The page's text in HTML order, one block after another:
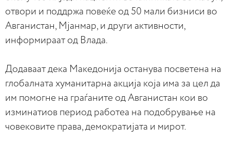
отвори и поддржа повеќе од 50 мали бизниси во
Авганистан, Мјанмар, и други активности,
информираат од Влада.
Додаваат дека Македонија останува посветена на
глобалната хуманитарна акција која има за цел да
им помогне на граѓаните од Авганистан кои во
изминатиов период работеа на подобрување на
човековите права, демократијата и мирот.